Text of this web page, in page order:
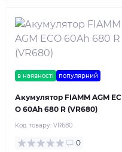
в наявності популярний
Акумулятор FIAMM AGM EC
O 60Ah 680 R (VR680)
Код товару: VR680
0